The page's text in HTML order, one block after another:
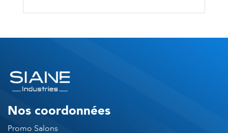
Nos coordonnées
Promo Salons